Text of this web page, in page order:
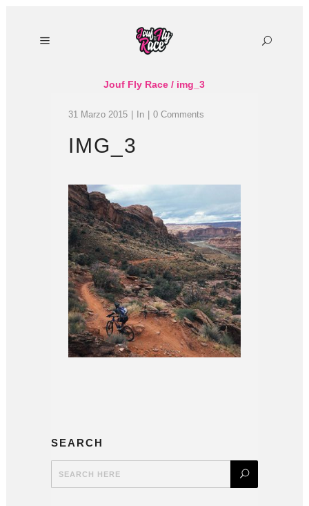
Jouf Fly Race / img_3
31 Marzo 2015 In 0 Comments
IMG_3
SEARCH